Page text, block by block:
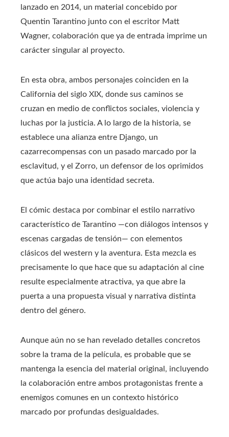
lanzado en 2014, un material concebido por
Quentin Tarantino junto con el escritor Matt
Wagner, colaboración que ya de entrada imprime un
carácter singular al proyecto.
En esta obra, ambos personajes coinciden en la
California del siglo XIX, donde sus caminos se
cruzan en medio de conflictos sociales, violencia y
luchas por la justicia. A lo largo de la historia, se
establece una alianza entre Django, un
cazarrecompensas con un pasado marcado por la
esclavitud, y el Zorro, un defensor de los oprimidos
que actúa bajo una identidad secreta.
El cómic destaca por combinar el estilo narrativo
característico de Tarantino —con diálogos intensos y
escenas cargadas de tensión— con elementos
clásicos del western y la aventura. Esta mezcla es
precisamente lo que hace que su adaptación al cine
resulte especialmente atractiva, ya que abre la
puerta a una propuesta visual y narrativa distinta
dentro del género.
Aunque aún no se han revelado detalles concretos
sobre la trama de la película, es probable que se
mantenga la esencia del material original, incluyendo
la colaboración entre ambos protagonistas frente a
enemigos comunes en un contexto histórico
marcado por profundas desigualdades.